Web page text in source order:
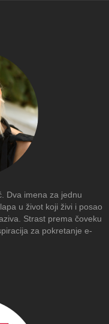
Dva imena za jednu
u život koji živi i posao
Strast prema čoveku
za pokretanje e-